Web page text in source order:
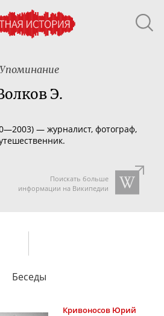
Упоминание
Э.
— журналист, фотограф,
Поискать больше
информации на Википедии
Беседы
Кривоносов Юрий